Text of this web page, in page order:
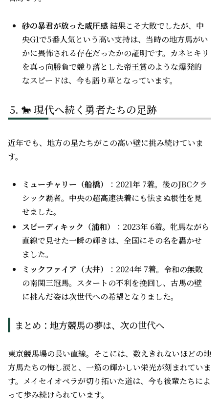
砂の暴君が放った威圧感結果こそ大敗でしたが、中
央G1で5番人気という高い支持は、当時の地方馬がい
かに畏怖される存在だったかの証明です。カネヒキリ
を真っ向勝負で競り落とした帝王賞のような爆発的
なスピードは、今も語り草となっています。
🐎 現代へ続く勇者たちの足跡
近年でも、地方の星たちがこの高い壁に挑み続けていま
す。
ミューチャリー（船橋）
：2021年 7着。後のJBCクラ
シック覇者。中央の超高速決着にも怯まぬ根性を見
せました。
スピーディキック（浦和）
：2023年 6着。牝馬ながら
直線で見せた一瞬の輝きは、全国にその名を轟かせ
ました。
ミックファイア（大井）
：2024年 7着。令和の無敗
の南関三冠馬。スタートの不利を挽回し、古馬の壁
に挑んだ姿は次世代への希望となりました。
まとめ：地方競馬の夢は、次の世代へ
東京競馬場の長い直線。そこには、数えきれないほどの地
方馬たちの悔し涙と、一筋の輝かしい栄光が刻まれていま
す。メイセイオペラが切り拓いた道は、今も後輩たちによ
って歩み続けられています。